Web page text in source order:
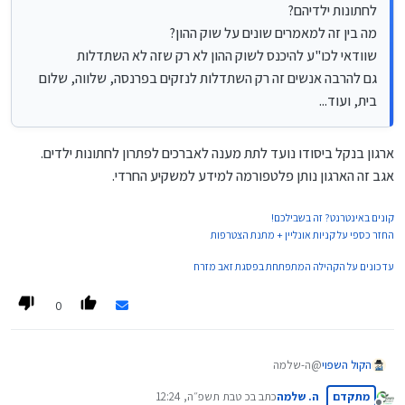
יש מגוון אסטרטגיות שניתן לבצע באופציות, אך רובם או עם סיכון גבוה
מידי, או עם תשואה נמוכה מידי.
בהצלחה.
לחתונות ילדיהם?
מה בין זה למאמרים שונים על שוק ההון?
שוודאי לכו"ע להיכנס לשוק ההון לא רק שזה לא השתדלות
גם להרבה אנשים זה רק השתדלות לנזקים בפרנסה, שלווה, שלום
בית, ועוד...
ארגון בנקל ביסודו נועד לתת מענה לאברכים לפתרון לחתונות ילדים.
אגב זה הארגון נותן פלטפורמה למידע למשקיע החרדי.
קונים באינטרנט? זה בשבילכם!
החזר כספי על קניות אונליין + מתנת הצטרפות
עדכונים על הקהילה המתפתחת בפסגת זאב מזרח
0
הקול השפוי@ה-שלמה
חיכנו ליום שתכבד את הפורום בנוכחותך.
מתקדם ה. שלמהכתב בכ טבת תשפ״ה, 12:24